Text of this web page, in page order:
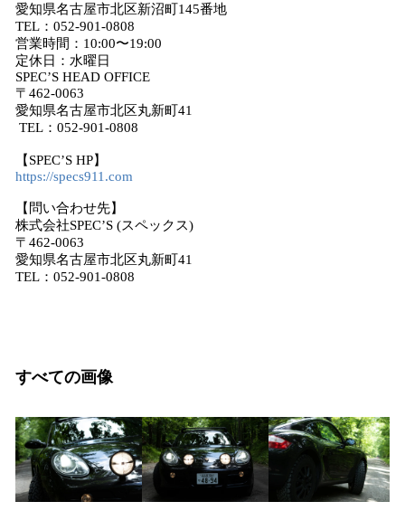
愛知県名古屋市北区新沼町145番地
TEL：052-901-0808
営業時間：10:00〜19:00
定休日：水曜日
SPEC’S HEAD OFFICE
〒462-0063
愛知県名古屋市北区丸新町41
TEL：052-901-0808
【SPEC’S HP】
https://specs911.com
【問い合わせ先】
株式会社SPEC’S (スペックス)
〒462-0063
愛知県名古屋市北区丸新町41
TEL：052-901-0808
すべての画像